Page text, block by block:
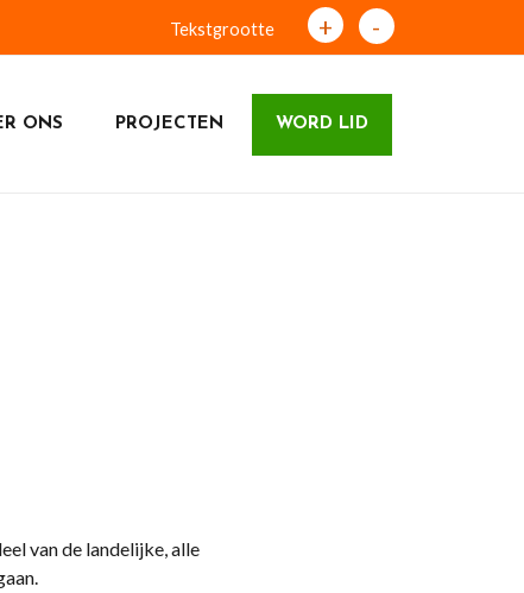
Tekstgrootte + -
ONS PROJECTEN WORD LID
van de landelijke, alle